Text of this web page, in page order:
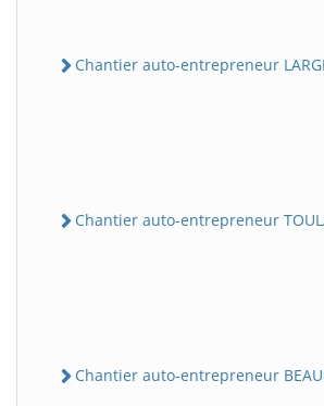
Chantier auto-entrepreneur
Chantier auto-entrepreneur
Chantier auto-entrepreneur